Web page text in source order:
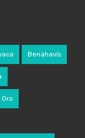
Benahavís